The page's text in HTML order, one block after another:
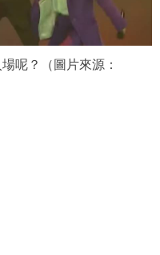
呢？（圖片來源：